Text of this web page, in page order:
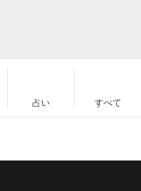
占い すべて